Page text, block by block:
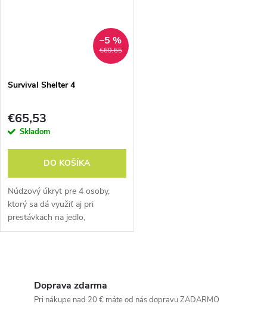
€69,65
–5 %
Survival Shelter 4
€65,53
Skladom
DO KOŠÍKA
Núdzový úkryt pre 4 osoby,
ktorý sa dá využiť aj pri
prestávkach na jedlo,
plánovanie trasy a podobných
Doprava zdarma
Pri nákupe nad 20 € máte od nás dopravu ZADARMO